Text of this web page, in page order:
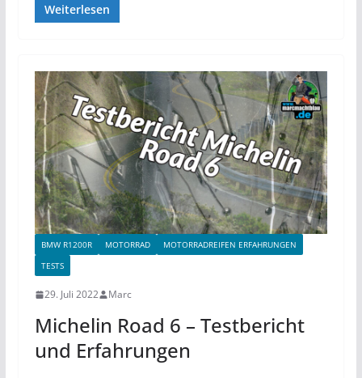
Weiterlesen
BMW R1200R MOTORRAD
MOTORRADREIFEN ERFAHRUNGEN
TESTS
29. Juli 2022 Marc
Michelin Road 6 – Testbericht
und Erfahrungen